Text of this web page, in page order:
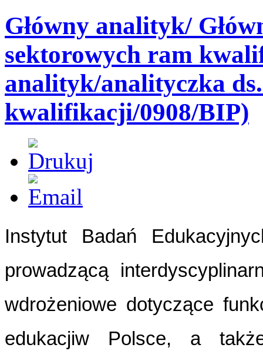
Główny analityk/
sektorowych ram
analityk/analityczka
kwalifikacji/0908/BIP)
Instytut Badań
prowadzącą
wdrożeniowe dotyczące
edukacjiw Polsce, a